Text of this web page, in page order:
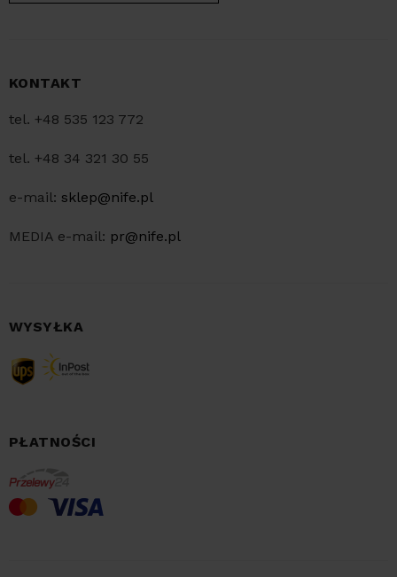
KONTAKT
tel. +48 535 123 772
tel. +48 34 321 30 55
e-mail: sklep@nife.pl
MEDIA e-mail: pr@nife.pl
WYSYŁKA
PŁATNOŚCI